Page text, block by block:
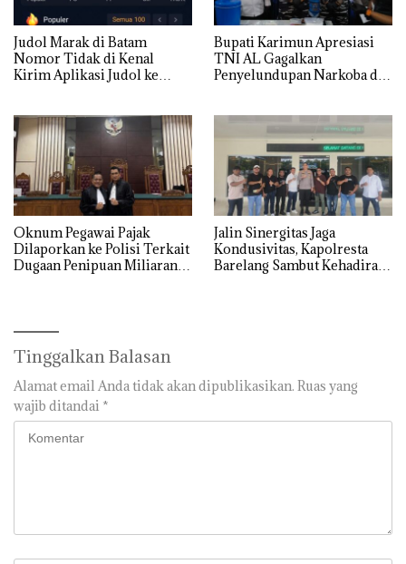
Judol Marak di Batam
Nomor Tidak di Kenal
Kirim Aplikasi Judol ke
Bupati Karimun Apresiasi
TNI AL Gagalkan
Penyelundupan Narkoba di
Oknum Pegawai Pajak
Dilaporkan ke Polisi Terkait
Dugaan Penipuan Miliaran
Jalin Sinergitas Jaga
Kondusivitas, Kapolresta
Barelang Sambut Kehadiran
Tinggalkan Balasan
Alamat email Anda tidak akan dipublikasikan. Ruas yang
wajib ditandai *